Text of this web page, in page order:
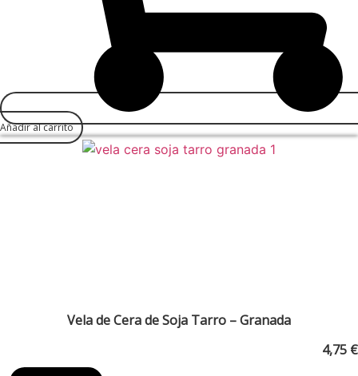
Añadir al carrito
Vela de Cera de Soja Tarro – Granada
4,75 €